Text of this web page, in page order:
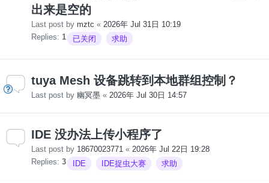
出来是空的
Last post by mztc « 2026年 Jul 31日 10:19
Replies: 1 已关闭 求助
tuya Mesh 设备跳转到本地群组控制？
Last post by 幽冥墨 « 2026年 Jul 30日 14:57
IDE 没办法上传小程序了
Last post by 18670023771 « 2026年 Jul 22日 19:28
Replies: 3 IDE IDE捉虫大赛 求助